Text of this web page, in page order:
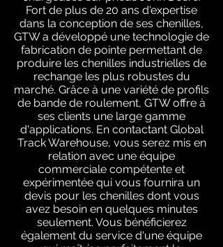
Fort de plus de 20 ans d'expertise
dans la conception de ses chenilles,
GTW a développé une technologie de
fabrication de pointe permettant de
produire les chenilles industrielles de
rechange les plus robustes du
marché. Grâce à une variété de profils
de bande de roulement, GTW offre à
ses clients une large gamme
d'applications. En contactant Global
Track Warehouse, vous serez mis en
relation avec une équipe
commerciale compétente et
expérimentée qui vous fournira un
devis pour les chenilles dont vous
avez besoin en quelques minutes
seulement. Vous bénéficierez
également du service d'une équipe